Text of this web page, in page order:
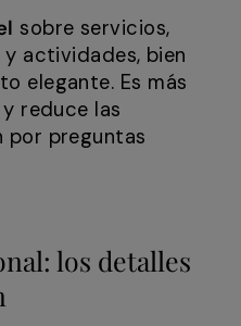
sobre servicios,
actividades, bien
elegante. Es más
reduce las
por preguntas
los detalles